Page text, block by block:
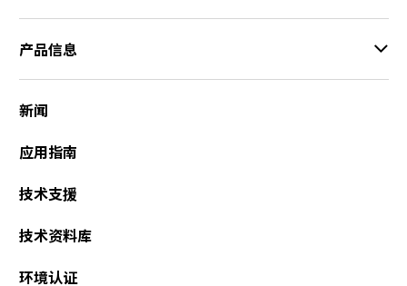
产品信息
新闻
应用指南
技术支援
技术资料库
环境认证